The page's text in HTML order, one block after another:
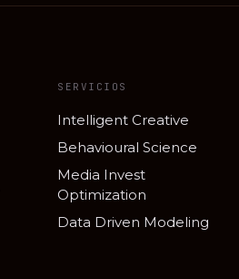
SERVICIOS
Intelligent Creative
Behavioural Science
Media Invest
Optimization
Data Driven Modeling